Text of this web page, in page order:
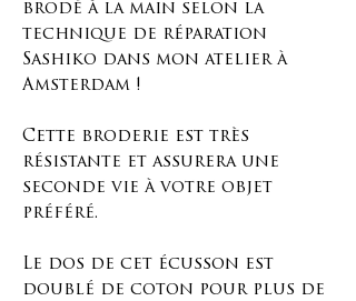
brodé à la main selon la
technique de réparation
Sashiko dans mon atelier à
Amsterdam !
Cette broderie est très
résistante et assurera une
seconde vie à votre objet
préféré.
Le dos de cet écusson est
doublé de coton pour plus de